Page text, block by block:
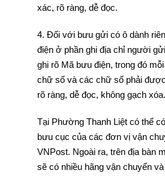
xác, rõ ràng, dễ đọc.
4. Đối với bưu gửi có ô dành
điện ở phần ghi địa chỉ người
ghi rõ Mã bưu điện, trong đó
chữ số và các chữ số phải
rõ ràng, dễ đọc, không gạch xóa.
Tại Phường Thanh Liệt có thể
bưu cục của các đơn vị vận
VNPost. Ngoài ra, trên địa bàn
sẽ có nhiều hãng vận chuyển